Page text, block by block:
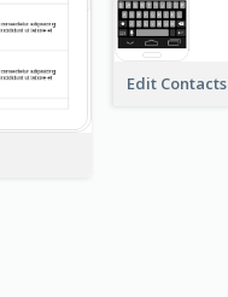
Edit Contacts